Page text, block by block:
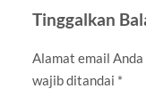
Tinggalkan
Alamat email
wajib ditandai *